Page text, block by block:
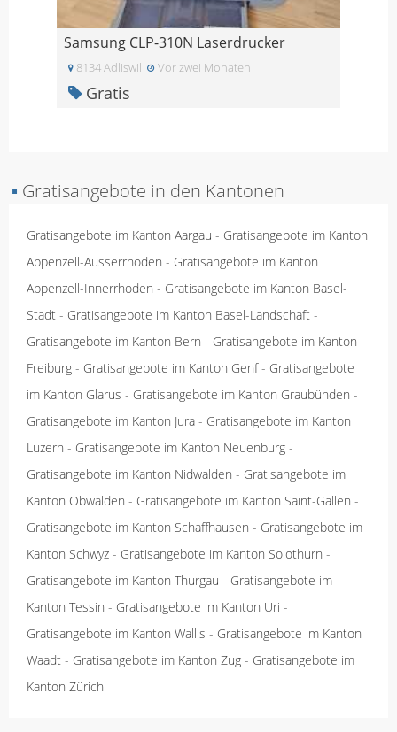
Samsung CLP-310N Laserdrucker
8134 Adliswil Vor zwei Monaten
Gratis
▪ Gratisangebote in den Kantonen
Gratisangebote im Kanton Aargau - Gratisangebote im Kanton
Appenzell-Ausserrhoden - Gratisangebote im Kanton
Appenzell-Innerrhoden - Gratisangebote im Kanton Basel-
Stadt - Gratisangebote im Kanton Basel-Landschaft -
Gratisangebote im Kanton Bern - Gratisangebote im Kanton
Freiburg - Gratisangebote im Kanton Genf- Gratisangebote
im Kanton Glarus - Gratisangebote im Kanton Graubünden -
Gratisangebote im Kanton Jura - Gratisangebote im Kanton
Luzern - Gratisangebote im Kanton Neuenburg -
Gratisangebote im Kanton Nidwalden - Gratisangebote im
Kanton Obwalden - Gratisangebote im Kanton Saint-Gallen -
Gratisangebote im Kanton Schaffhausen - Gratisangebote im
Kanton Schwyz - Gratisangebote im Kanton Solothurn -
Gratisangebote im Kanton Thurgau - Gratisangebote im
Kanton Tessin - Gratisangebote im Kanton Uri -
Gratisangebote im Kanton Wallis - Gratisangebote im Kanton
Waadt - Gratisangebote im Kanton Zug - Gratisangebote im
Kanton Zürich